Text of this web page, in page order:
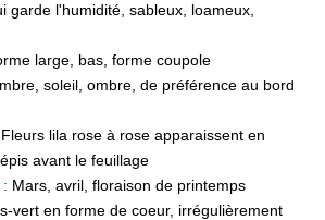
garde l'humidité, sableux, loameux,
large, bas, forme coupole
soleil, ombre, de préférence au bord
Fleurs lila rose à rose apparaissent en
avant le feuillage
Mars, avril, floraison de printemps
vert en forme de coeur, irrégulièrement